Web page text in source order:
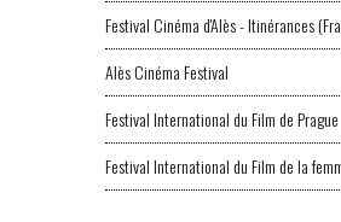
Festival Cinéma d'Alès - Itinérances
Alès Cinéma Festival
Festival International du Film de Prague
Festival International du Film de la